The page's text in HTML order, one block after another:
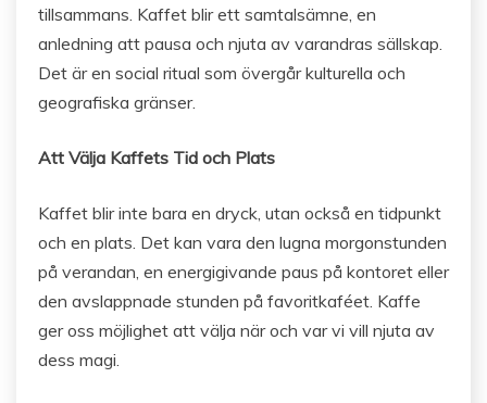
tillsammans. Kaffet blir ett samtalsämne, en
anledning att pausa och njuta av varandras sällskap.
Det är en social ritual som övergår kulturella och
geografiska gränser.
Att Välja Kaffets Tid och Plats
Kaffet blir inte bara en dryck, utan också en tidpunkt
och en plats. Det kan vara den lugna morgonstunden
på verandan, en energigivande paus på kontoret eller
den avslappnade stunden på favoritkaféet. Kaffe
ger oss möjlighet att välja när och var vi vill njuta av
dess magi.